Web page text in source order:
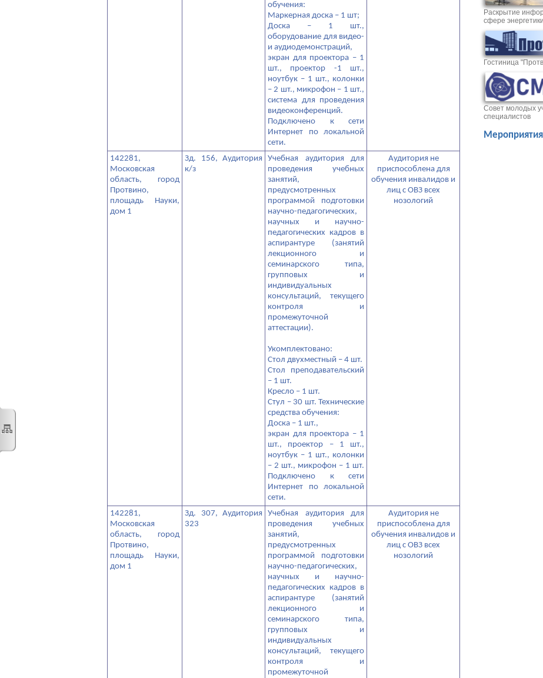
обучения:
Маркерная доска – 1 шт;
Доска – 1 шт.,
оборудование для видео-
и аудиодемонстраций,
экран для проектора – 1
шт., проектор -1 шт.,
ноутбук – 1 шт., колонки
– 2 шт., микрофон – 1 шт.,
система для проведения
видеоконференций.
Подключено к сети
Интернет по локальной
сети.
142281,
Московская
область, город
Протвино,
площадь Науки,
дом 1
Зд. 156, Аудитория
к/з
Учебная аудитория для
проведения учебных
занятий,
предусмотренных
программой подготовки
научно-педагогических,
научных и научно-
педагогических кадров в
аспирантуре (занятий
лекционного и
семинарского типа,
групповых и
индивидуальных
консультаций, текущего
контроля и
промежуточной
аттестации).
Укомплектовано:
Стол двухместный – 4 шт.
Стол преподавательский
– 1 шт.
Кресло – 1 шт.
Стул – 30 шт. Технические
средства обучения:
Доска – 1 шт.,
экран для проектора – 1
шт., проектор – 1 шт.,
ноутбук – 1 шт., колонки
– 2 шт., микрофон – 1 шт.
Подключено к сети
Интернет по локальной
сети.
Аудитория не
приспособлена для
обучения инвалидов и
лиц с ОВЗ всех
нозологий
142281,
Московская
область, город
Протвино,
площадь Науки,
дом 1
Зд. 307, Аудитория
323
Учебная аудитория для
проведения учебных
занятий,
предусмотренных
программой подготовки
научно-педагогических,
научных и научно-
педагогических кадров в
аспирантуре (занятий
лекционного и
семинарского типа,
групповых и
индивидуальных
консультаций, текущего
контроля и
промежуточной
Аудитория не
приспособлена для
обучения инвалидов и
лиц с ОВЗ всех
нозологий
Раскрытие
сфере энергетики
Гостиница
Совет молодых
специалистов
Мероприятия